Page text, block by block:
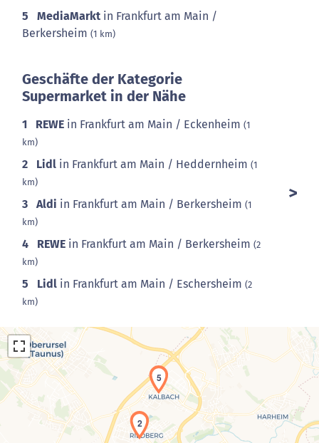
5 MediaMarkt in Frankfurt am Main /
Berkersheim (1 km)
Geschäfte der Kategorie
Supermarket in der Nähe
1 REWE in Frankfurt am Main / Eckenheim (1
km)
2 Lidl in Frankfurt am Main / Heddernheim (1
km)
3 Aldi in Frankfurt am Main / Berkersheim (1
km)
4 REWE in Frankfurt am Main / Berkersheim (2
km)
5 Lidl in Frankfurt am Main / Eschersheim (2
km)
2
5